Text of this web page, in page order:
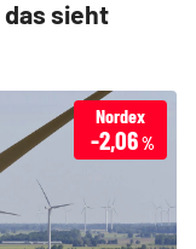
das sieht
Nordex
-2,06%